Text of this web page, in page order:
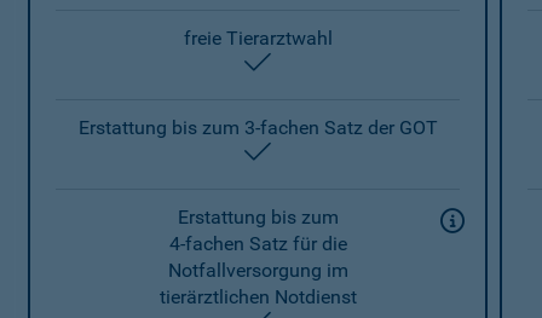
freie Tierarztwahl
Erstattung bis zum 3-fachen Satz der GOT
Erstattung bis zum
4-fachen Satz für die
Notfallversorgung im
tierärztlichen Notdienst